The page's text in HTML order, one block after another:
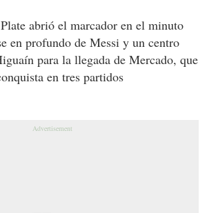
abrió el marcador en el minuto
en profundo de Messi y un centro
para la llegada de Mercado, que
en tres partidos